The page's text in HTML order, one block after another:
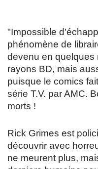
"Impossible
phénomène de
devenu en quelques
rayons BD, mais
puisque le comics
série T.V. par AMC.
morts !
Rick Grimes est
découvrir avec
ne meurent plus,